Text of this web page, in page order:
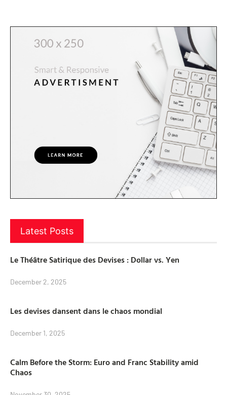
Latest Posts
Le Théâtre Satirique des Devises : Dollar vs. Yen
December 2, 2025
Les devises dansent dans le chaos mondial
December 1, 2025
Calm Before the Storm: Euro and Franc Stability amid
Chaos